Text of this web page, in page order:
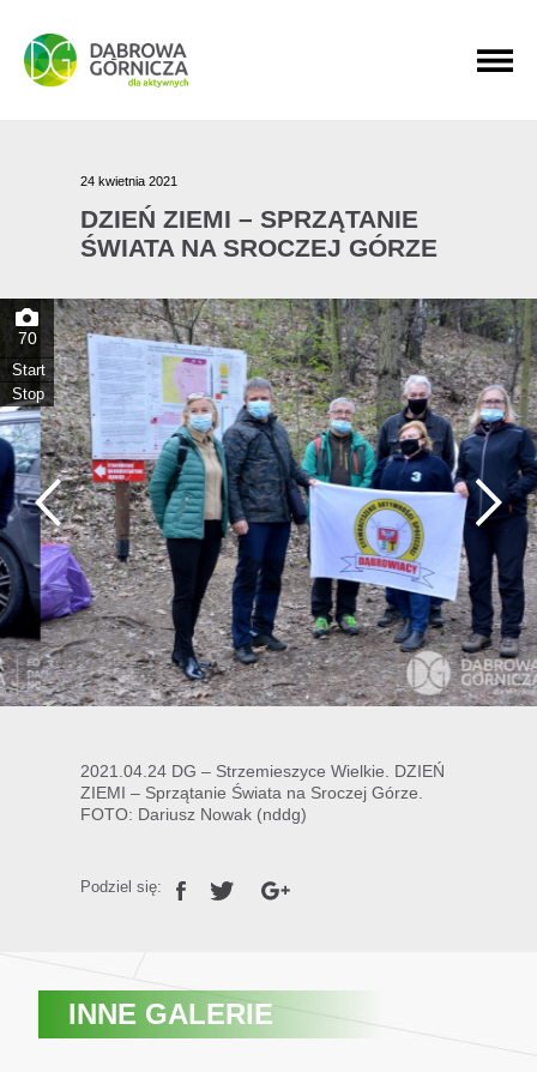
PRZEJDŹ DO MENU GŁÓWNEGO
PRZEJDŹ DO WYSZUKIWARKI
PRZEJDŹ DO TREŚCI
24 kwietnia 2021
DZIEŃ ZIEMI – SPRZĄTANIE
ŚWIATA NA SROCZEJ GÓRZE
70
Start
Stop
2021.04.24 DG – Strzemieszyce Wielkie. DZIEŃ
ZIEMI – Sprzątanie Świata na Sroczej Górze.
FOTO: Dariusz Nowak (nddg)
Podziel się:
INNE GALERIE